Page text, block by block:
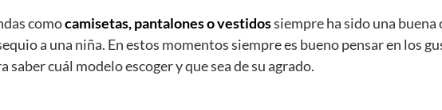
comocamisetas, pantalones o vestidossiempre ha sido una buena
a una niña. En estos momentos siempre es bueno pensar en los
saber cuál modelo escoger y que sea de su agrado.